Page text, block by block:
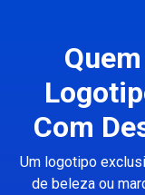
Com
Um logotipo
de beleza ou